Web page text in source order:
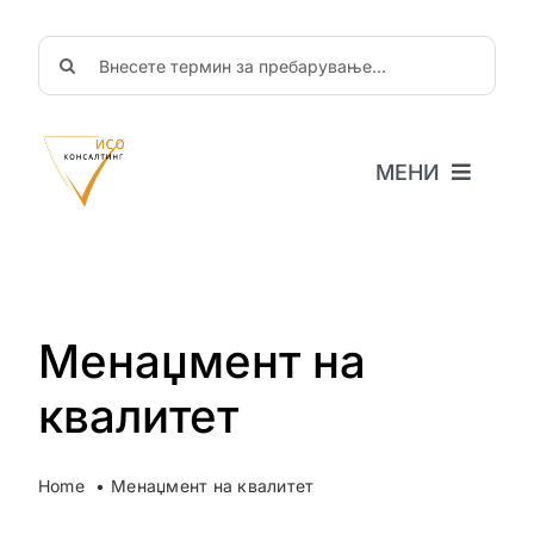
content
Search
for:
МЕНИ
ЧППрашања
Менаџмент на
квалитет
Home Менаџмент на квалитет